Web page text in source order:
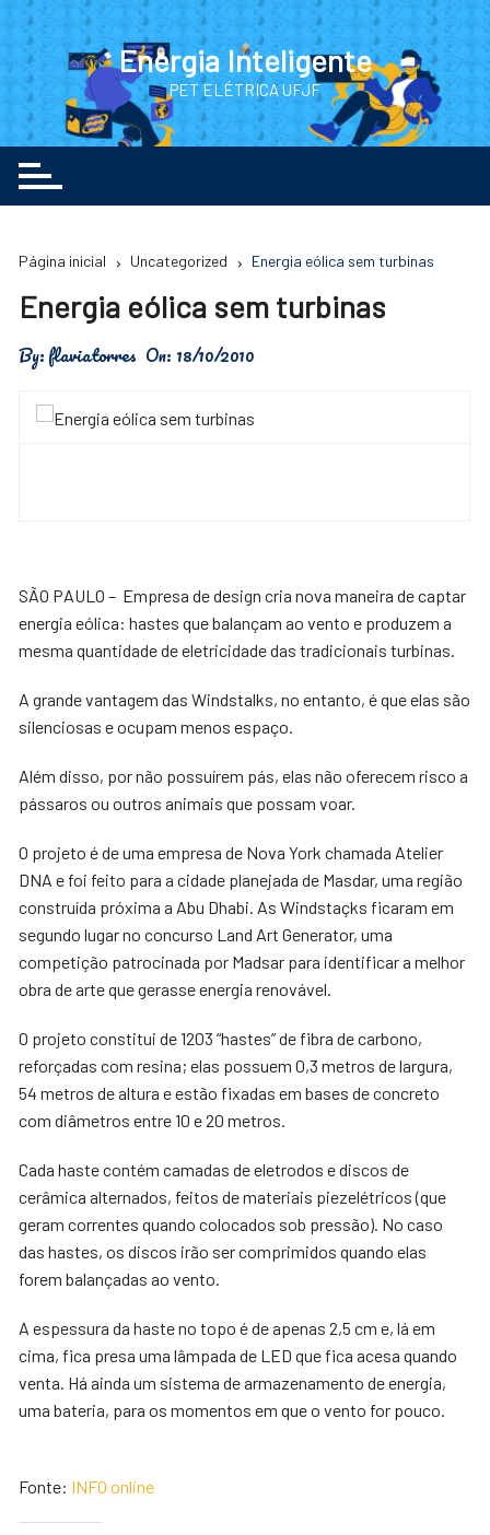
Ir
para
o
conteúdo
Energia Inteligente
PET ELÉTRICA UFJF
Página inicial Uncategorized Energia eólica sem turbinas
Energia eólica sem turbinas
By:flaviatorres On: 18/10/2010
SÃO PAULO – Empresa de design cria nova maneira de captar
energia eólica: hastes que balançam ao vento e produzem a
mesma quantidade de eletricidade das tradicionais turbinas.
A grande vantagem das Windstalks, no entanto, é que elas são
silenciosas e ocupam menos espaço.
Além disso, por não possuírem pás, elas não oferecem risco a
pássaros ou outros animais que possam voar.
O projeto é de uma empresa de Nova York chamada Atelier
DNA e foi feito para a cidade planejada de Masdar, uma região
construída próxima a Abu Dhabi. As Windstaçks ficaram em
segundo lugar no concurso Land Art Generator, uma
competição patrocinada por Madsar para identificar a melhor
obra de arte que gerasse energia renovável.
O projeto constitui de 1203 “hastes” de fibra de carbono,
reforçadas com resina; elas possuem 0,3 metros de largura,
54 metros de altura e estão fixadas em bases de concreto
com diâmetros entre 10 e 20 metros.
Cada haste contém camadas de eletrodos e discos de
cerâmica alternados, feitos de materiais piezelétricos (que
geram correntes quando colocados sob pressão). No caso
das hastes, os discos irão ser comprimidos quando elas
forem balançadas ao vento.
A espessura da haste no topo é de apenas 2,5 cm e, lá em
cima, fica presa uma lâmpada de LED que fica acesa quando
venta. Há ainda um sistema de armazenamento de energia,
uma bateria, para os momentos em que o vento for pouco.
Fonte: INFO online